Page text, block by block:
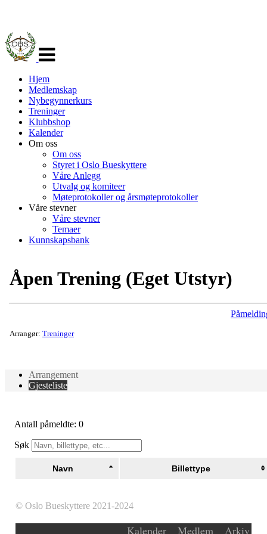
navigasjon
Hjem
Medlemskap
Nybegynnerkurs
Treninger
Klubbshop
Kalender
Om oss
Om oss
Styret i Oslo Bueskyttere
Våre Anlegg
Utvalg og komiteer
Møteprotokoller og årsmøteprotokoller
Våre stevner
Våre stevner
Temaer
Kunnskapsbank
Åpen Trening (Eget Utstyr)
Arrangør: Treninger
Arrangement
Gjesteliste
Antall påmeldte: 0
Søk
Navn Billettype
© Oslo Bueskyttere 2021-2024
Kalender Medlem Arkiv